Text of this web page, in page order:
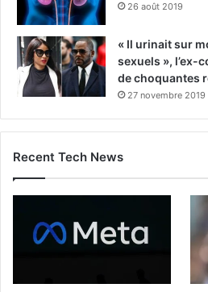
26 août 2019
« Il urinait sur
sexuels », l’ex-
de choquantes
27 novembre 2019
Recent Tech News